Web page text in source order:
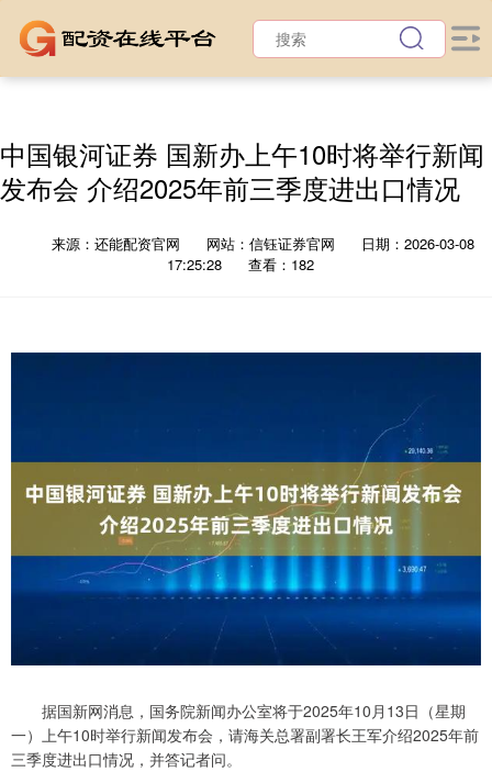
中国银河证券 国新办上午10时将举行新闻
发布会 介绍2025年前三季度进出口情况
来源：还能配资官网 网站：信钰证券官网
日期：2026-03-08
17:25:28
查看：182
据国新网消息，国务院新闻办公室将于2025年10月13日（星期
一）上午10时举行新闻发布会，请海关总署副署长王军介绍2025年前
三季度进出口情况，并答记者问。